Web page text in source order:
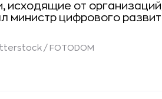
исходящие от
министр цифрового
/ FOTODOM